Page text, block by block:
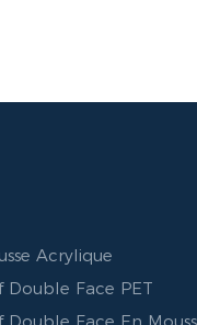
Acrylique
Double Face PET